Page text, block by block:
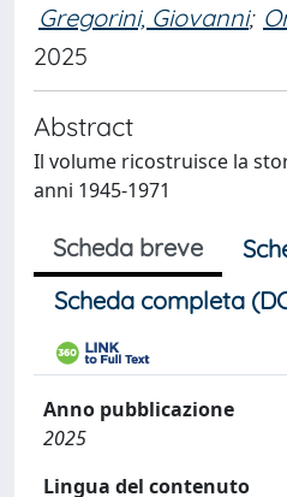
Gregorini, Giovanni;
2025
Abstract
Il volume ricostruisce la
anni 1945-1971
Scheda breve
Scheda completa
Anno pubblicazione
2025
Lingua del contenuto